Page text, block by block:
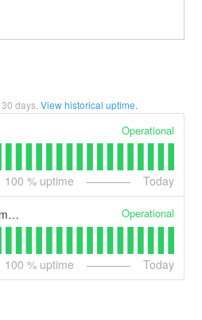
30 days. View historical uptime.
Operational
100 % uptime Today
Management Portal (example) Operational
100 % uptime Today